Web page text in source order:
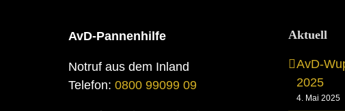
AvD-Pannenhilfe
Notruf aus dem Inland
Telefon: 0800 99099 09
Aktuell
AvD-
2025
4. Mai 2025